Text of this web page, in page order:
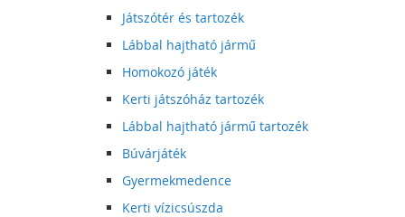
Játszótér és tartozék
Lábbal hajtható jármű
Homokozó játék
Kerti játszóház tartozék
Lábbal hajtható jármű tartozék
Búvárjáték
Gyermekmedence
Kerti vízicsúszda